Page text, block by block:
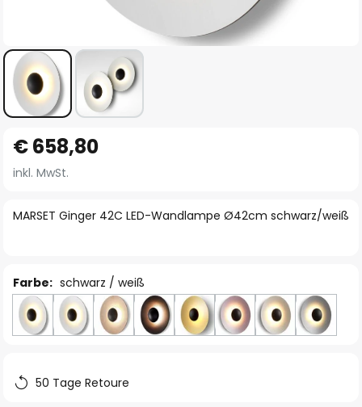
Anfang
der
springen
MARSET Ginger 42C LED-Wandlampe Ø42cm schwarz/weiß
€ 658,80
inkl. MwSt.
Farbe: schwarz / weiß
50 Tage Retoure